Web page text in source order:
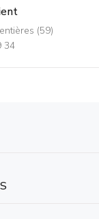
(59)
34